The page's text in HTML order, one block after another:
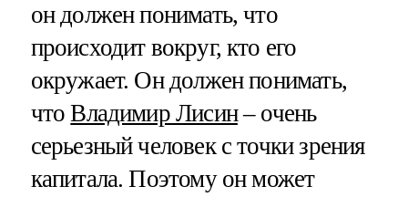
он должен понимать, что
происходит вокруг, кто его
окружает. Он должен понимать,
чтоВладимир Лисин– очень
серьезный человек с точки зрения
капитала. Поэтому он может